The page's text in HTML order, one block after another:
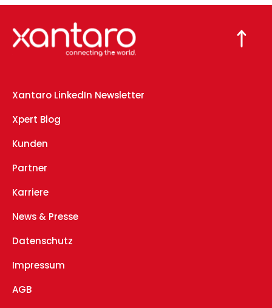
Xantaro LinkedIn Newsletter
Xpert Blog
Kunden
Partner
Karriere
News & Presse
Datenschutz
Impressum
AGB